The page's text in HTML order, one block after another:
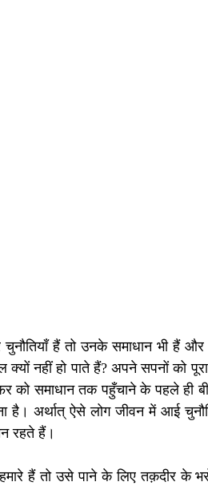
चुनौतियाँ हैं तो उनके समाधान भी हैं
नहीं हो पाते हैं? अपने सपनों को पूरा
को समाधान तक पहुँचाने के पहले ही
है। अर्थात् ऐसे लोग जीवन में आई
रहते हैं।
हमारे हैं तो उसे पाने के लिए तक़दीर के